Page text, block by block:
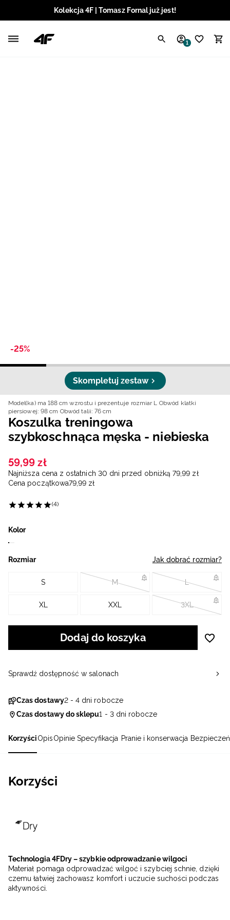
Kolekcja 4F | Tomasz Fornal już jest!
1
-25%
Skompletuj zestaw
Model(ka) ma 188 cm wzrostu i prezentuje rozmiar L Obwód klatki
piersiowej: 98 cm Obwód talii: 76 cm
KorzyściOpisOpinie Specyfikacja Pranie i konserwacja
Korzyści
Technologia 4FDry – szybkie odprowadzanie wilgoci
Materiał pomaga odprowadzać wilgoć i szybciej schnie, dzięki
czemu łatwiej zachowasz komfort i uczucie suchości podczas
aktywności.
Koszulka treningowa
szybkoschnąca męska - niebieska
59,99 zł
Najniższa cena z ostatnich 30 dni przed obniżką 79,99 zł
Cena początkowa79,99 zł
(4)
Kolor
Rozmiar Jak dobrać rozmiar?
S M L
XL XXL 3XL
Dodaj do koszyka
Czas dostawy2 - 4 dni robocze
Czas dostawy do sklepu1 - 3 dni robocze
Sprawdź dostępność w salonach